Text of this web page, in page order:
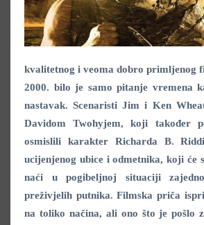
kvalitetnog i veoma dobro primljenog
2000. bilo je samo pitanje vremena
nastavak. Scenaristi Jim i Ken
Davidom Twohyjem, koji također
osmislili karakter Richarda B.
ucijenjenog ubice i odmetnika, koji će
naći u pogibeljnoj situaciji
preživjelih putnika. Filmska priča
na toliko načina, ali ono što je pošlo